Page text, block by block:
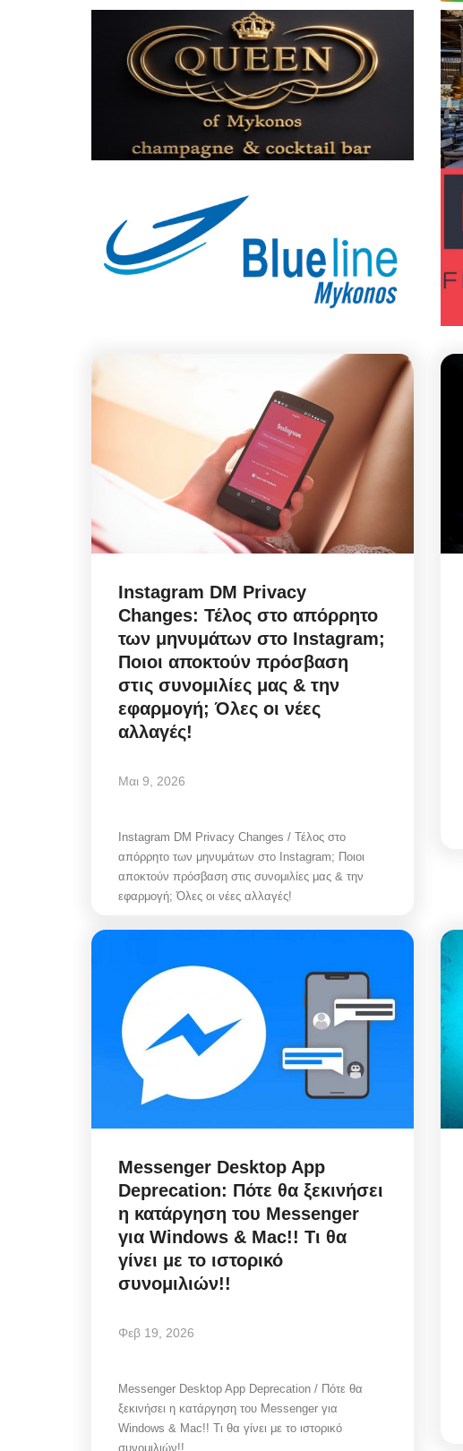
Instagram DM Privacy
Changes: Τέλος στο απόρρητο
των μηνυμάτων στο Instagram;
Ποιοι αποκτούν πρόσβαση
στις συνομιλίες μας & την
εφαρμογή; Όλες οι νέες
αλλαγές!
Μαι 9, 2026
Instagram DM Privacy Changes / Τέλος στο
απόρρητο των μηνυμάτων στο Instagram; Ποιοι
αποκτούν πρόσβαση στις συνομιλίες μας & την
εφαρμογή; Όλες οι νέες αλλαγές!
Messenger Desktop App
Deprecation: Πότε θα ξεκινήσει
η κατάργηση του Messenger
για Windows & Mac!! Τι θα
γίνει με το ιστορικό
συνομιλιών!!
Φεβ 19, 2026
Messenger Desktop App Deprecation / Πότε θα
ξεκινήσει η κατάργηση του Messenger για
Windows & Mac!! Τι θα γίνει με το ιστορικό
συνομιλιών!!
Mykonos News